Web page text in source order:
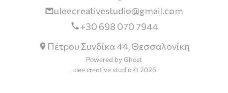
uleecreativestudio@gmail.com
+30 698 070 7944
Πέτρου Συνδίκα 44, Θεσσαλονίκη
Powered by Ghost
ulee creative studio © 2026